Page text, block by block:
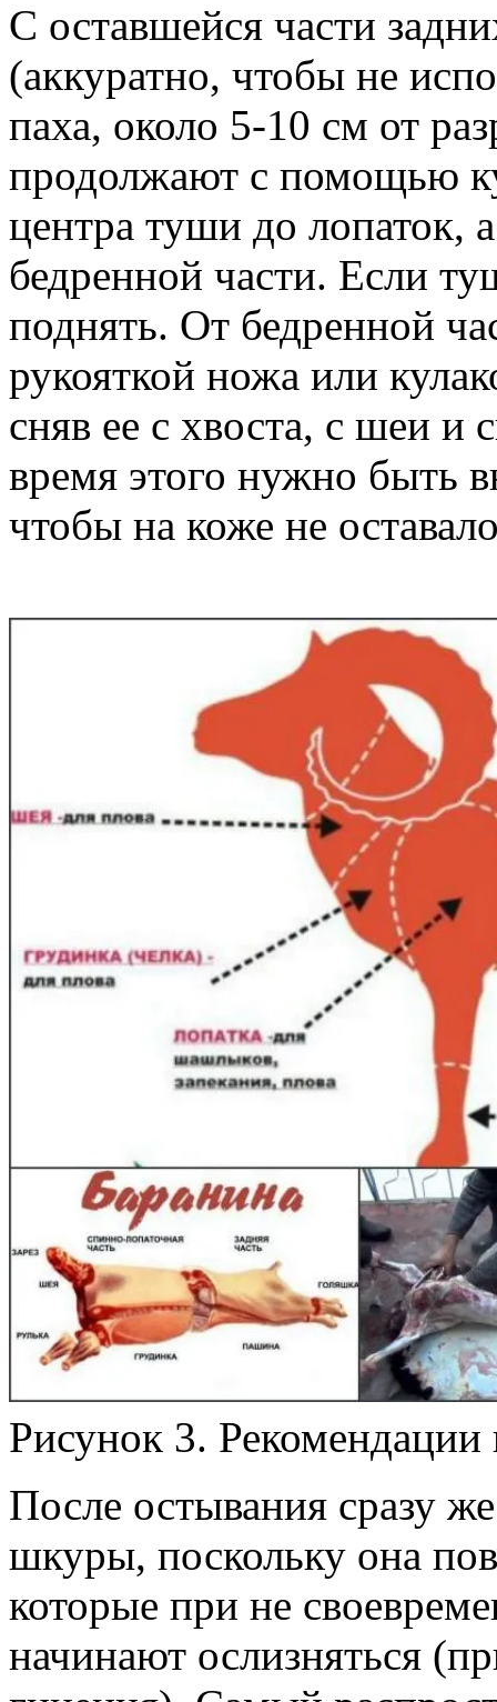
С оставшейся части
(аккуратно, чтобы не
паха, около 5-10 см от
продолжают с помощью
центра туши до лопаток,
бедренной части. Если
поднять. От бедренной
рукояткой ножа или
сняв ее с хвоста, с шеи
время этого нужно быть
чтобы на коже не
Рисунок 3. Рекомендации
После остывания сразу
шкуры, поскольку она
которые при не
начинают ослизняться